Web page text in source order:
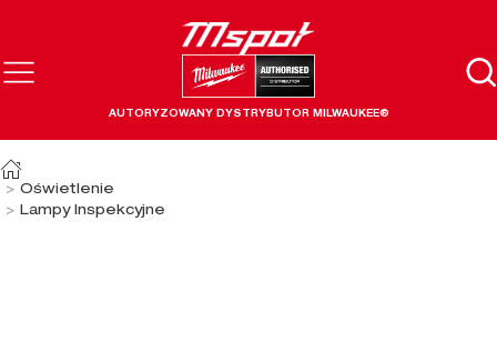
AUTORYZOWANY DYSTRYBUTOR MILWAUKEE®
Oświetlenie
Lampy Inspekcyjne